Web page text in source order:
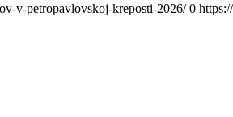
v-petropavlovskoj-kreposti-2026/ 0